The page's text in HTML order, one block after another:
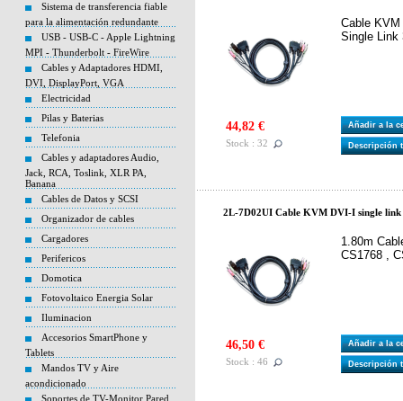
Sistema de transferencia fiable
para la alimentación redundante
USB - USB-C - Apple Lightning
MPI - Thunderbolt - FireWire
Cables y Adaptadores HDMI,
DVI, DisplayPort, VGA
Electricidad
Pilas y Baterias
Telefonia
Cables y adaptadores Audio,
Jack, RCA, Toslink, XLR PA,
Banana
Cables de Datos y SCSI
Organizador de cables
Cargadores
Perifericos
Domotica
Fotovoltaico Energia Solar
Iluminacion
Accesorios SmartPhone y
Tablets
Mandos TV y Aire
acondicionado
Soportes de TV-Monitor Pared
Cable
Single Link
44,82 €
Stock : 32
Añadir a la
Descripción
2L-7D02UI Cable KVM DVI-I single link
1.80m
CS1768 ,
46,50 €
Stock : 46
Añadir a la
Descripción